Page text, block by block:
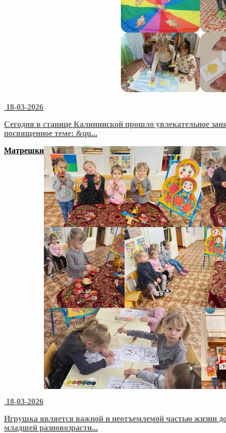
18-03-2026
Сегодня в станице Калининской прошло увлекательное
посвященное теме: &qu...
Матрешки
18-03-2026
Игрушка является важной и неотъемлемой частью жизни
младшей разновозрастн...